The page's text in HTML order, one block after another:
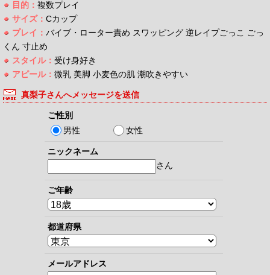
目的： 複数プレイ
サイズ： Cカップ
プレイ： バイブ・ローター責め スワッピング 逆レイプごっこ ごっ
くん 寸止め
スタイル： 受け身好き
アピール： 微乳 美脚 小麦色の肌 潮吹きやすい
真梨子さんへメッセージを送信